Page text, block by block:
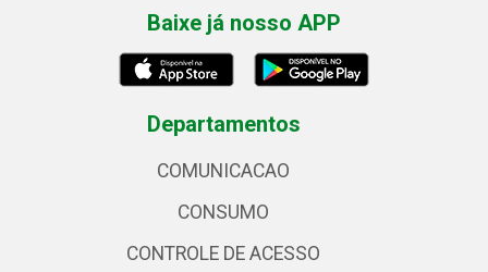
Baixe já nosso APP
Departamentos
COMUNICACAO
CONSUMO
CONTROLE DE ACESSO